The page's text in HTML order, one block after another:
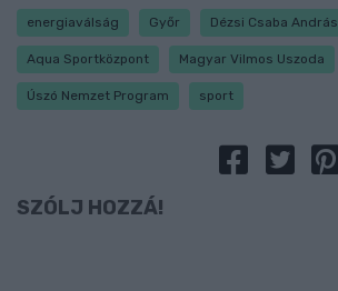
energiaválság Győr Dézsi Csaba András
Aqua Sportközpont Magyar Vilmos Uszoda
Úszó Nemzet Program sport
SZÓLJ HOZZÁ!